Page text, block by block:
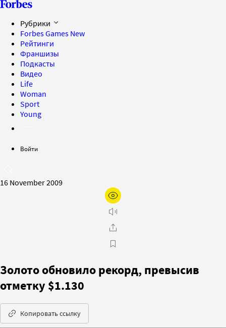
Рубрики
Forbes Games New
Рейтинги
Франшизы
Подкасты
Видео
Life
Woman
Sport
Young
Войти
16 November 2009
Золото обновило рекорд, превысив
отметку $1.130
Копировать ссылку